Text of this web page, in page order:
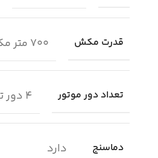
قدرت مکش 700 متر مکعب بر ساعت
تعداد دور موتور 4 دور توربو
دماسنج دارد